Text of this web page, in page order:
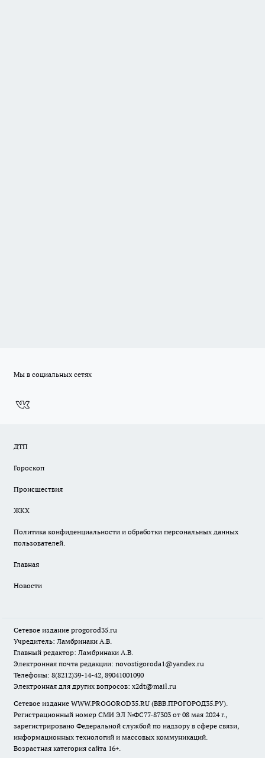
Мы в социальных сетях
ДТП
Гороскоп
Происшествия
ЖКХ
Политика конфиденциальности и обработки персональных данных
пользователей.
Главная
Новости
Сетевое издание progorod35.ru
Учредитель: Ламбринаки А.В.
Главный редактор: Ламбринаки А.В.
Электронная почта редакции: novostigoroda1@yandex.ru
Телефоны: 8(8212)39-14-42, 89041001090
Электронная для других вопросов: x2dt@mail.ru
Сетевое издание WWW.PROGOROD35.RU (ВВВ.ПРОГОРОД35.РУ).
Регистрационный номер СМИ ЭЛ №ФС77-87303 от 08 мая 2024 г.,
зарегистрировано Федеральной службой по надзору в сфере связи,
информационных технологий и массовых коммуникаций.
Возрастная категория сайта 16+.